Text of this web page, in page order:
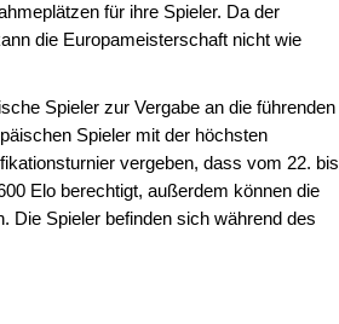
für ihre Spieler. Da der
die Europameisterschaft nicht wie
Spieler zur Vergabe an die führenden
Spieler mit der höchsten
vergeben, dass vom 22. bis
Elo berechtigt, außerdem können die
Die Spieler befinden sich während des